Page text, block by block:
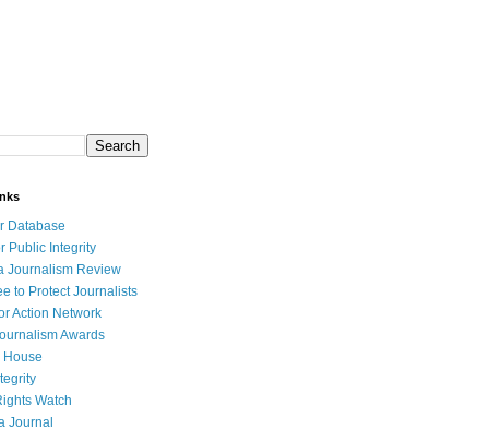
Database
Public Integrity
Journalism Review
to Protect Journalists
Action Network
Awards
House
Watch
Journal